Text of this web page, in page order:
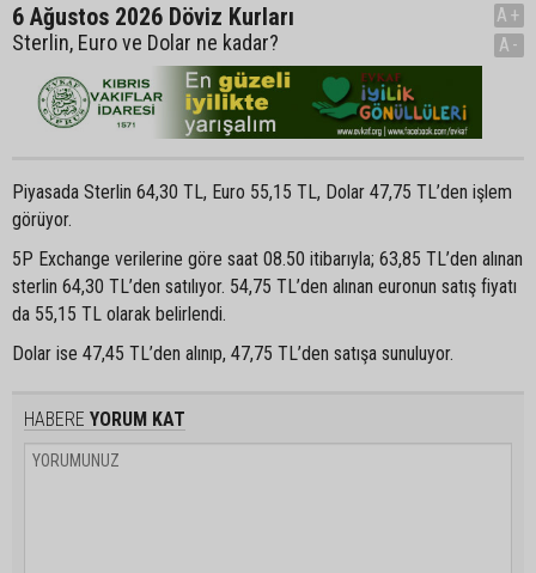
6 Ağustos 2026 Döviz Kurları
Sterlin, Euro ve Dolar ne kadar?
A+
A-
Piyasada Sterlin 64,30 TL, Euro 55,15 TL, Dolar 47,75 TL’den işlem
görüyor.
5P Exchange verilerine göre saat 08.50 itibarıyla; 63,85 TL’den alınan
sterlin 64,30 TL’den satılıyor. 54,75 TL’den alınan euronun satış fiyatı
da 55,15 TL olarak belirlendi.
Dolar ise 47,45 TL’den alınıp, 47,75 TL’den satışa sunuluyor.
HABERE YORUM KAT